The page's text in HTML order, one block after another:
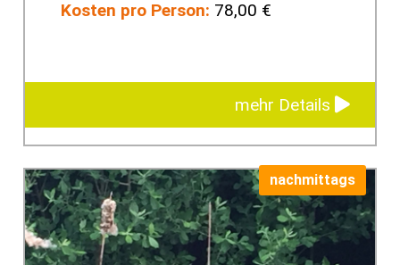
Kosten pro Person: 78,00 €
mehr Details
nachmittags